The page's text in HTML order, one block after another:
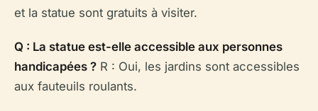
et la statue sont gratuits à visiter.
Q : La statue est-elle accessible aux personnes
handicapées ? R : Oui, les jardins sont accessibles
aux fauteuils roulants.